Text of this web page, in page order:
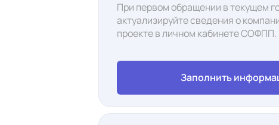
При первом обращении в текущем
актуализируйте сведения о
проекте в личном кабинетеСОФПП.
Заполнить